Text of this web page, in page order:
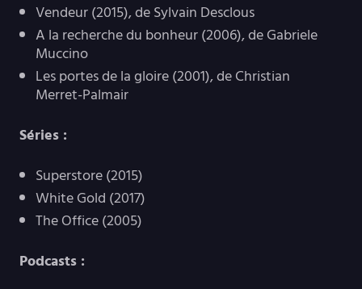
Vendeur (2015), de Sylvain Desclous
A la recherche du bonheur (2006), de Gabriele
Muccino
Les portes de la gloire (2001), de Christian
Merret-Palmair
Séries :
Superstore (2015)
White Gold (2017)
The Office (2005)
Podcasts :